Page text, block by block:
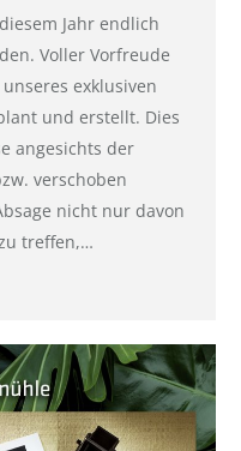
Jahr endlich
Voller Vorfreude
exklusiven
und erstellt. Dies
angesichts der
verschoben
nicht nur davon
treffen,…